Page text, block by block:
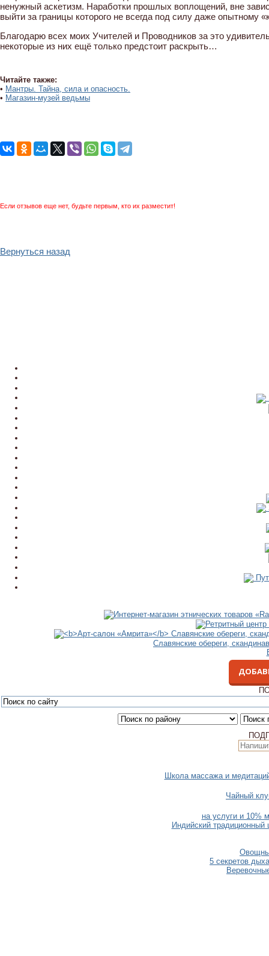
ненужный аскетизм. Наработки прошлых воплощений, вне
выйти за границы которого не всегда под силу даже опытному
Благодарю всех моих Учителей и Проводников за это
некоторые из них ещё только предстоит раскрыть…
Читайте также:
• Мантры. Тайна, сила и опасность.
• Магазин-музей ведьмы
Если отзывов еще нет, будьте первым, кто их разместит!
Вернуться назад
Славянские обереги,
Школа массажа и
Чайный
на услуги и 10%
Индийский
5 секретов